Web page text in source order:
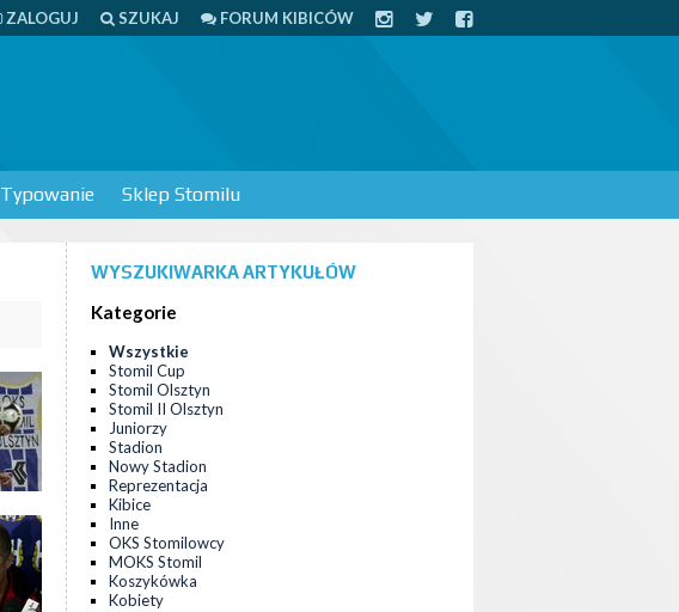
ZALOGUJ SZUKAJ FORUM KIBICÓW
Typowanie Sklep Stomilu
WYSZUKIWARKA ARTYKUŁÓW
Kategorie
Wszystkie
Stomil Cup
Stomil Olsztyn
Stomil II Olsztyn
Juniorzy
Stadion
Nowy Stadion
Reprezentacja
Kibice
Inne
OKS Stomilowcy
MOKS Stomil
Koszykówka
Kobiety